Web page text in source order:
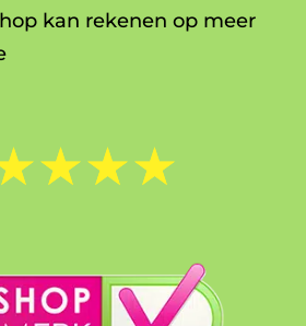
kan rekenen op meer
☆☆☆